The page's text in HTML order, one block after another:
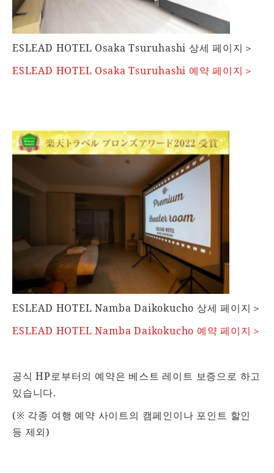
ESLEAD HOTEL Osaka Tsuruhashi 상세 페이지＞
ESLEAD HOTEL Osaka Tsuruhashi 예약 페이지＞
ESLEAD HOTEL Namba Daikokucho 상세 페이지＞
ESLEAD HOTEL Namba Daikokucho 예약 페이지＞
공식 HP로부터의 예약은 베스트 레이트 보증으로 하고
있습니다.
(※ 각종 여행 예약 사이트의 캠페인이나 포인트 할인
등 제외)